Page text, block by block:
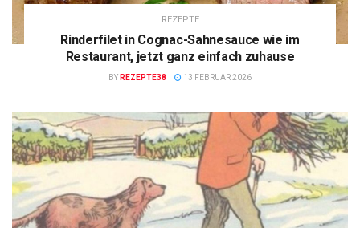
REZEPTE
Rinderfilet in Cognac-Sahnesauce wie im
Restaurant, jetzt ganz einfach zuhause
BY REZEPTE38 13 FEBRUAR 2026